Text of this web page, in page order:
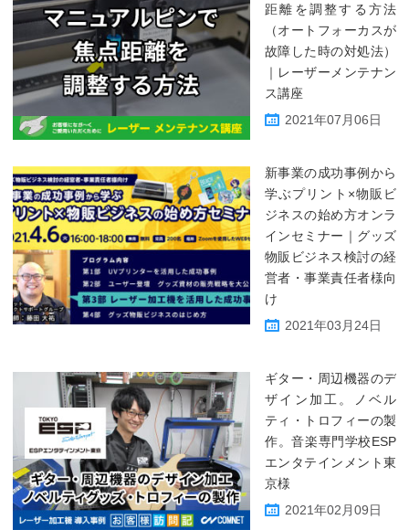
距離を調整する方法
（オートフォーカスが
故障した時の対処法）
｜レーザーメンテナン
ス講座
2021年07月06日
新事業の成功事例から
学ぶプリント×物販ビ
ジネスの始め方オンラ
インセミナー｜グッズ
物販ビジネス検討の経
営者・事業責任者様向
け
2021年03月24日
ギター・周辺機器のデ
ザイン加工。ノベル
ティ・トロフィーの製
作。音楽専門学校ESP
エンタテインメント東
京様
2021年02月09日